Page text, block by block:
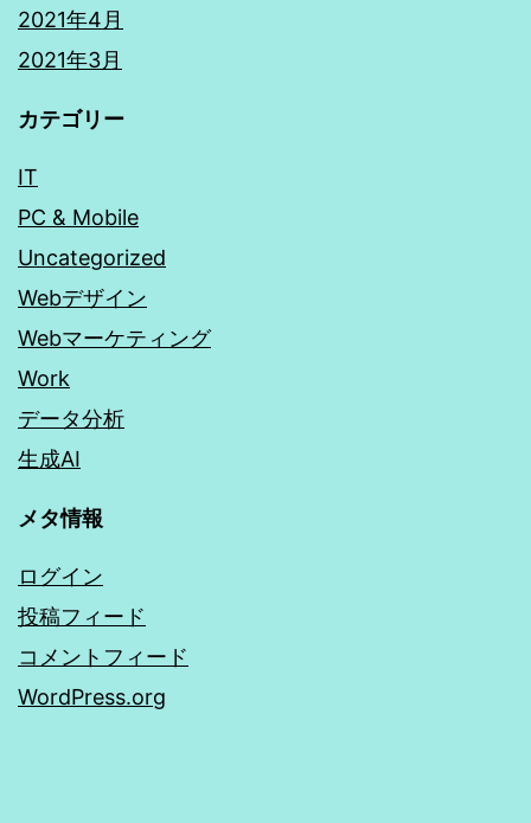
2021年4月
2021年3月
カテゴリー
IT
PC & Mobile
Uncategorized
Webデザイン
Webマーケティング
Work
データ分析
生成AI
メタ情報
ログイン
投稿フィード
コメントフィード
WordPress.org